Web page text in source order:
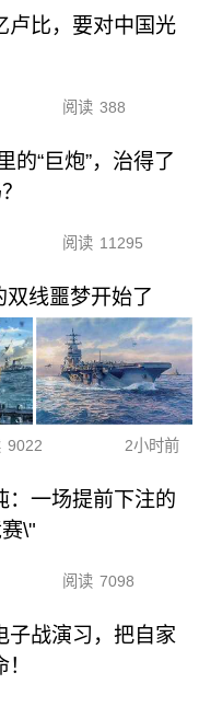
卢比，要对中国光
阅读 388
的“巨炮”，治得了
阅读 11295
线噩梦开始了
9022 2小时前
：一场提前下注的
\"
阅读 7098
子战演习，把自家